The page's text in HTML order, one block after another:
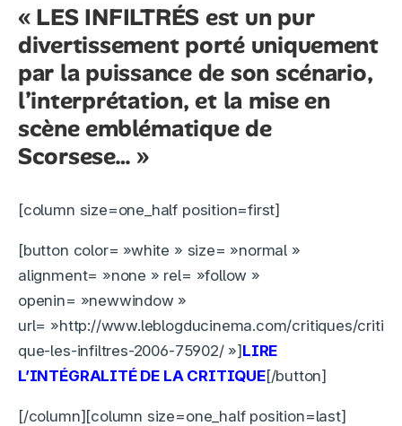
« LES INFILTRÉS est un pur
divertissement porté uniquement
par la puissance de son scénario,
l’interprétation, et la mise en
scène emblématique de
Scorsese… »
[column size=one_half position=first]
[button color= »white » size= »normal »
alignment= »none » rel= »follow »
openin= »newwindow »
url= »http://www.leblogducinema.com/critiques/criti
que-les-infiltres-2006-75902/ »]LIRE
L’INTÉGRALITÉ DE LA CRITIQUE[/button]
[/column][column size=one_half position=last]